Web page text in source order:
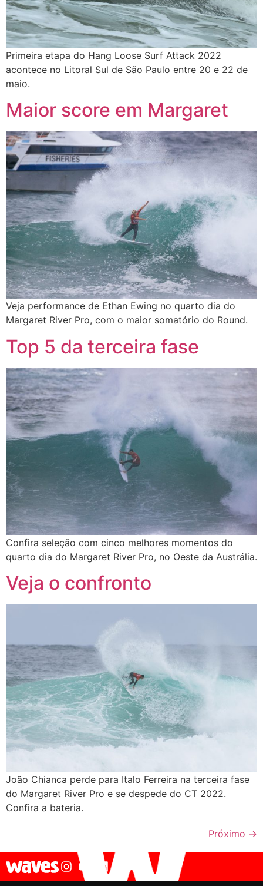
Primeira etapa do Hang Loose Surf Attack 2022
acontece no Litoral Sul de São Paulo entre 20 e 22 de
maio.
Maior score em Margaret
Veja performance de Ethan Ewing no quarto dia do
Margaret River Pro, com o maior somatório do Round.
Top 5 da terceira fase
Confira seleção com cinco melhores momentos do
quarto dia do Margaret River Pro, no Oeste da Austrália.
Veja o confronto
João Chianca perde para Italo Ferreira na terceira fase
do Margaret River Pro e se despede do CT 2022.
Confira a bateria.
Próximo →